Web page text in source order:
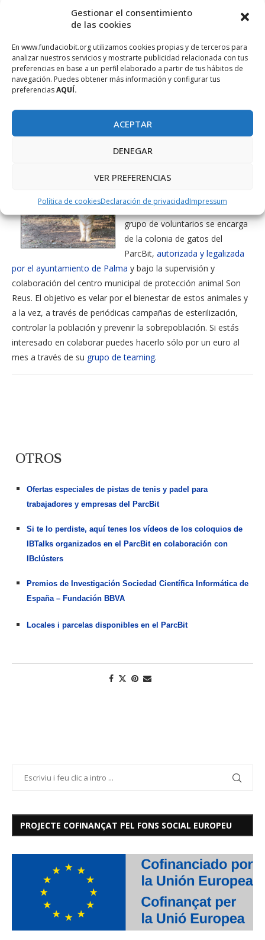
Gestionar el consentimiento
de las cookies
En www.fundaciobit.org utilizamos cookies propias y de terceros para
analizar nuestros servicios y mostrarte publicidad relacionada con tus
preferencias en base a un perfil elaborado a partir de tus hábitos de
navegación. Puedes obtener más información y configurar tus
preferenciasAQUÍ.
ACEPTAR
DENEGAR
VER PREFERENCIAS
Política de cookiesDeclaración de privacidadImpressum
La Red Europe Enterprise Network (EEN), de la cual la
estos meses de febrero y marzo tres “brokerage events” o
encuentros empresariales B2B en España, de carácter
internacional, y donde las empresas interesadas podrán
cuales comparten intereses y objetivos.Más información.
Colonia controlada del ParcBit
Desde hace algunos años un
grupo de voluntarios se encarga
de la colonia de gatos del
ParcBit, autorizada y legalizada
por el ayuntamiento de Palma y bajo la supervisión y
colaboración del centro municipal de protección animal Son
Reus. El objetivo es velar por el bienestar de estos animales y
a la vez, a través de periódicas campañas de esterilización,
controlar la población y prevenir la sobrepoblación. Si estás
interesado en colaborar puedes hacerlo sólo por un euro al
mes a través de su grupo de teaming.
OTROS
Ofertas especiales de pistas de tenis y padel para
trabajadores y empresas del ParcBit
Si te lo perdiste, aquí tenes los vídeos de los coloquios de
IBTalks organizados en el ParcBit en colaboración con
IBclústers
Premios de Investigación Sociedad Científica Informática de
España – Fundación BBVA
Locales i parcelas disponibles en el ParcBit
PROJECTE COFINANÇAT PEL FONS SOCIAL EUROPEU